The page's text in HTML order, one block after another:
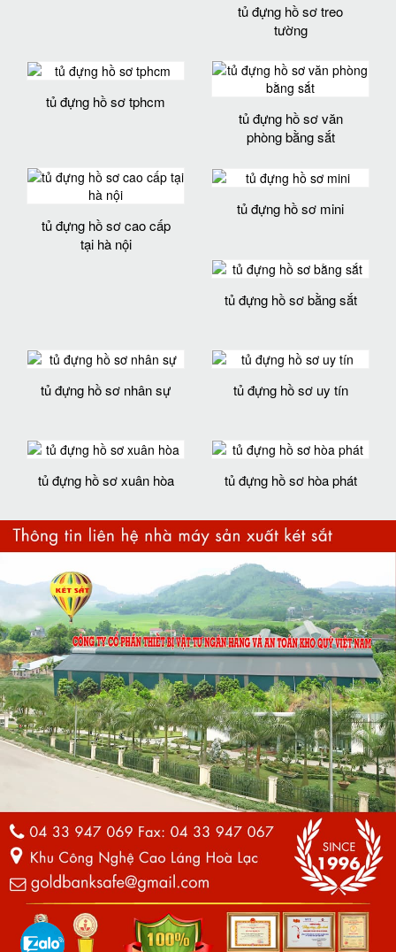
tủ đựng hồ sơ treo
tường
tủ đựng hồ sơ tphcm
tủ đựng hồ sơ văn
phòng bằng sắt
tủ đựng hồ sơ cao cấp
tại hà nội
tủ đựng hồ sơ mini
tủ đựng hồ sơ bằng sắt
tủ đựng hồ sơ nhân sự tủ đựng hồ sơ uy tín
tủ đựng hồ sơ xuân hòa tủ đựng hồ sơ hòa phát